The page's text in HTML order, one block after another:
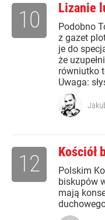
Lizanie
Podobno
z gazet
je do
że
równiutko
Uwaga:
10
Kościół
Polskim
biskupów
mają
12